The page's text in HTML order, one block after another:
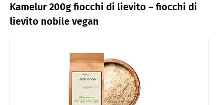
Kamelur 200g fiocchi di lievito – fiocchi di
lievito nobile vegan